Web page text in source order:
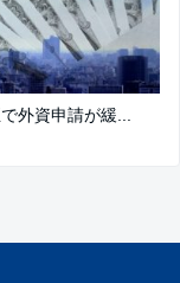
外資申請が緩...